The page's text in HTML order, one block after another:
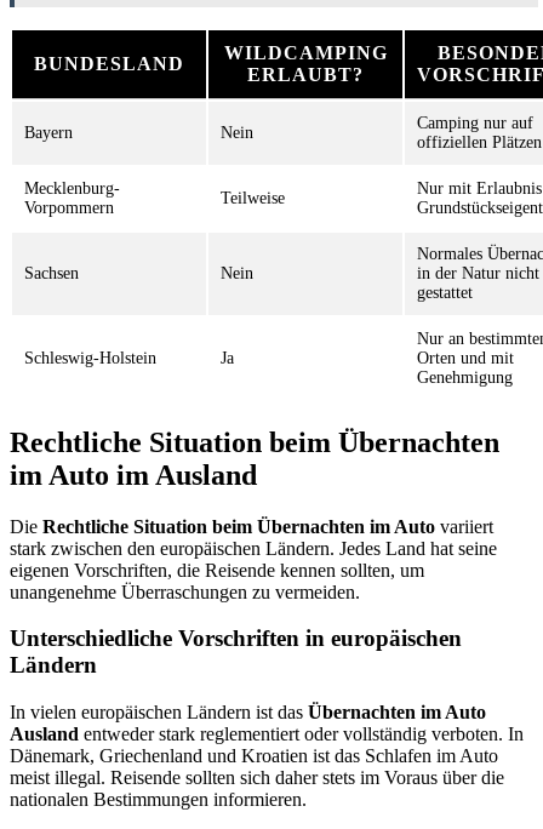
BUNDESLAND
WILDCAMPING
ERLAUBT?
Bayern Nein
Camping nur auf
offiziellen Plätzen
Mecklenburg-
Vorpommern
Teilweise
Nur mit Erlaubnis
Sachsen Nein
Normales
in der Natur nicht
gestattet
Schleswig-Holstein Ja
Nur an
Orten und mit
Genehmigung
Rechtliche Situation beim Übernachten
im Auto im Ausland
Die Rechtliche Situation beim Übernachten im Auto variiert
stark zwischen den europäischen Ländern. Jedes Land hat seine
eigenen Vorschriften, die Reisende kennen sollten, um
unangenehme Überraschungen zu vermeiden.
Unterschiedliche Vorschriften in europäischen
Ländern
In vielen europäischen Ländern ist das Übernachten im Auto
Ausland entweder stark reglementiert oder vollständig verboten. In
Dänemark, Griechenland und Kroatien ist das Schlafen im Auto
meist illegal. Reisende sollten sich daher stets im Voraus über die
nationalen Bestimmungen informieren.